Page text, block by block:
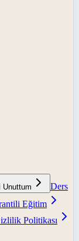
Unuttum
Ders
Eğitim
Politikası